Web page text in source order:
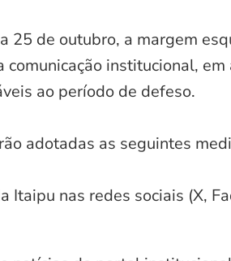
25 de outubro, a margem
comunicação institucional,
ao período de defeso.
adotadas as seguintes
Itaipu nas redes sociais (X,